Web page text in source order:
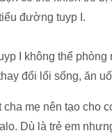
đường tuyp I.
I không thể
đổi lối sống, ăn
mẹ nên tạo cho
Dù là trẻ em